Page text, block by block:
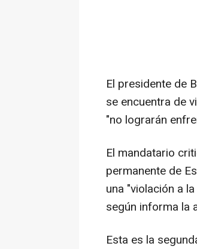
El presidente de
se encuentra de
"no lograrán
El mandatario
permanente de
una "violación a
según informa la
Esta es la